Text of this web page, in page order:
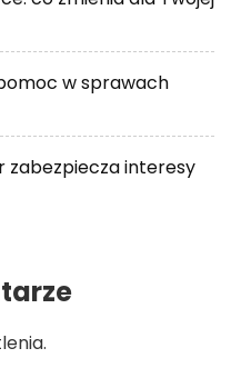
w sprawach
zabezpiecza interesy